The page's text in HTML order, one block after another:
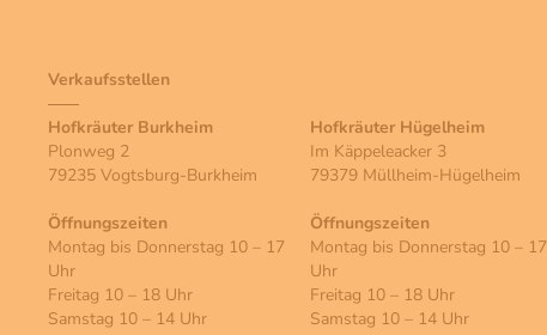
Verkaufsstellen
Hofkräuter Burkheim
Plonweg 2
79235 Vogtsburg-Burkheim
Öffnungszeiten
Montag bis Donnerstag 10 – 17
Uhr
Freitag 10 – 18 Uhr
Samstag 10 – 14 Uhr
Hofkräuter Hügelheim
Im Käppeleacker 3
79379 Müllheim-Hügelheim
Öffnungszeiten
Montag bis Donnerstag 10 – 17
Uhr
Freitag 10 – 18 Uhr
Samstag 10 – 14 Uhr